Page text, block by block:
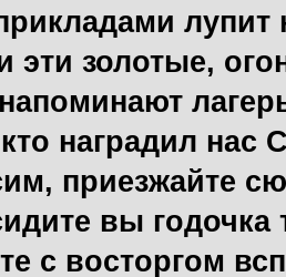
лупит
эти золотые,
наградил нас
приезжайте
вы годочка
с восторгом